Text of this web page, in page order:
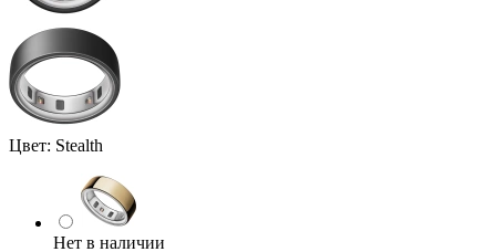
Цвет: Stealth
Нет в наличии